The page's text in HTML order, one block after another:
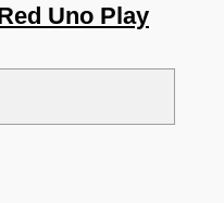
Uno Play